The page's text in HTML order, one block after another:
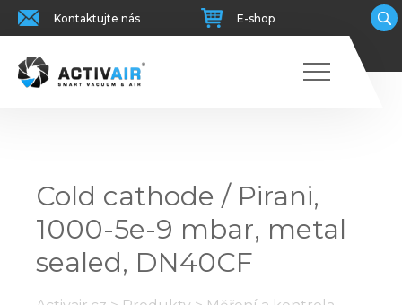
Kontaktujte nás E-shop
Cold cathode / Pirani,
1000-5e-9 mbar, metal
sealed, DN40CF